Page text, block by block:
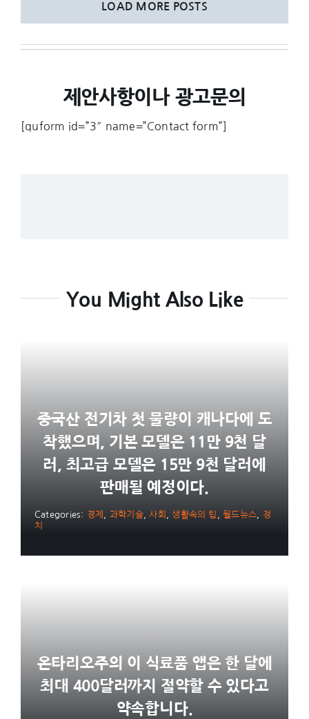
LOAD MORE POSTS
제안사항이나 광고문의
[quform id=”3″ name=”Contact form”]
You Might Also Like
중국산 전기차 첫 물량이 캐나다에 도
착했으며, 기본 모델은 11만 9천 달
러, 최고급 모델은 15만 9천 달러에
판매될 예정이다.
Categories: 경제 과학기술,사회 ,생활속의 팁 ,월드뉴스
정
치
온타리오주의 이 식료품 앱은 한 달에
최대 400달러까지 절약할 수 있다고
약속합니다.